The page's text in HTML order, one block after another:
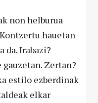
non helburua
hauetan
da. Irabazi?
gauzetan. Zertan?
estilo ezberdinak
elkar